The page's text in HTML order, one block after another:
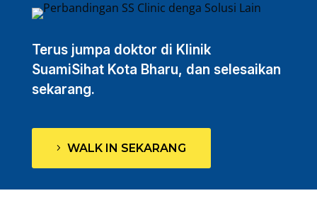
Terus jumpa doktor di Klinik
SuamiSihat Kota Bharu, dan selesaikan
sekarang.
WALK IN SEKARANG